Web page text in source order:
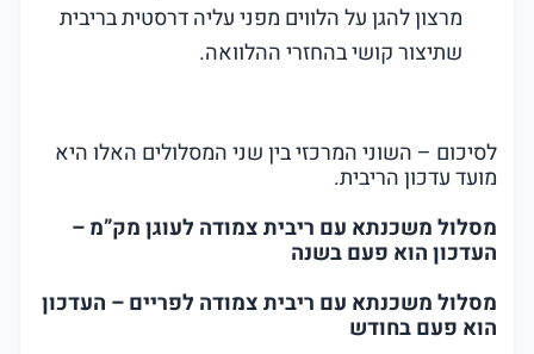
מרצון להגן על הלווים מפני עליה דרסטית בריבית
שתיצור קושי בהחזרי ההלוואה.
לסיכום – השוני המרכזי בין שני המסלולים האלו היא
מועד עדכון הריבית.
מסלול משכנתא עם ריבית צמודה לעוגן מק”מ –
העדכון הוא פעם בשנה
מסלול משכנתא עם ריבית צמודה לפריים – העדכון
הוא פעם בחודש